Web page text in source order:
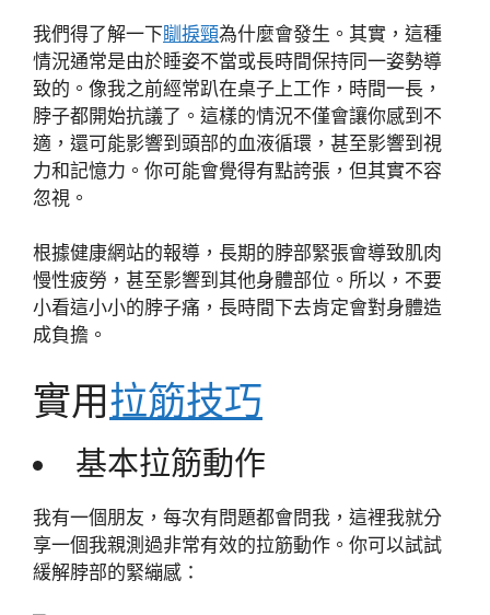
我們得了解一下瞓捩頸為什麼會發生。其實，這種
情況通常是由於睡姿不當或長時間保持同一姿勢導
致的。像我之前經常趴在桌子上工作，時間一長，
脖子都開始抗議了。這樣的情況不僅會讓你感到不
適，還可能影響到頭部的血液循環，甚至影響到視
力和記憶力。你可能會覺得有點誇張，但其實不容
忽視。
根據健康網站的報導，長期的脖部緊張會導致肌肉
慢性疲勞，甚至影響到其他身體部位。所以，不要
小看這小小的脖子痛，長時間下去肯定會對身體造
成負擔。
實用拉筋技巧
基本拉筋動作
我有一個朋友，每次有問題都會問我，這裡我就分
享一個我親測過非常有效的拉筋動作。你可以試試
緩解脖部的緊繃感：